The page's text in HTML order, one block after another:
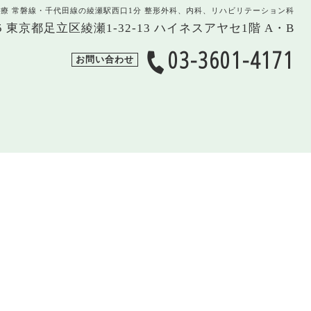
常磐線・千代田線の綾瀬駅西口1分 整形外科、内科、リハビリテーション科
東京都足立区綾瀬1-32-13 ハイネスアヤセ1階 A・B
お問い合わせ 03-3601-4171